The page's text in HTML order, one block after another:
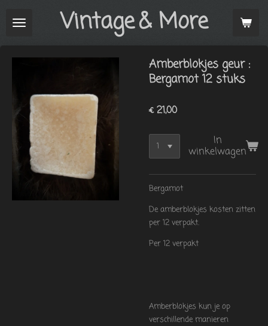
direct
Vintage& More
Amberblokjes geur :
Bergamot 12 stuks
€ 21,00
In
winkelwagen
Bergamot
De amberblokjes kosten zitten
per 12 verpakt.
Per 12 verpakt
Amberblokjes kun je op
verschillende manieren